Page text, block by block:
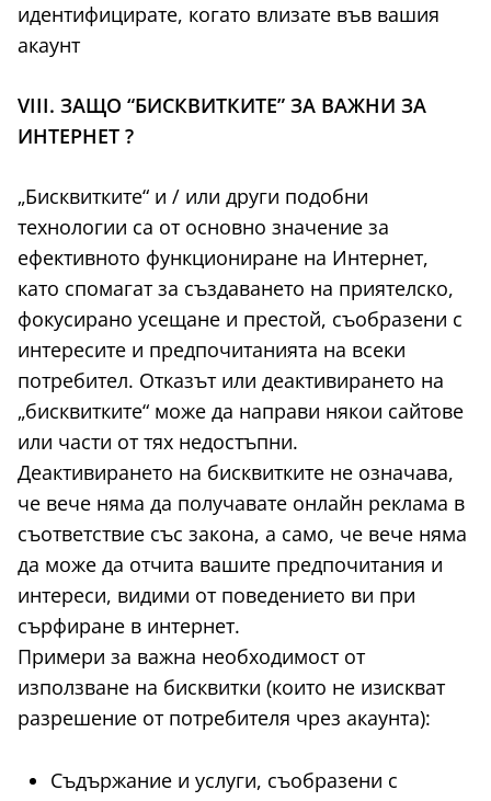
идентифицирате, когато влизате във вашия
акаунт
VIII. ЗАЩО “БИСКВИТКИТЕ” ЗА ВАЖНИ ЗА
ИНТЕРНЕТ ?
„Бисквитките“ и / или други подобни
технологии са от основно значение за
ефективното функциониране на Интернет,
като спомагат за създаването на приятелско,
фокусирано усещане и престой, съобразени с
интересите и предпочитанията на всеки
потребител. Отказът или деактивирането на
„бисквитките“ може да направи някои сайтове
или части от тях недостъпни.
Деактивирането на бисквитките не означава,
че вече няма да получавате онлайн реклама в
съответствие със закона, а само, че вече няма
да може да отчита вашите предпочитания и
интереси, видими от поведението ви при
сърфиране в интернет.
Примери за важна необходимост от
използване на бисквитки (които не изискват
разрешение от потребителя чрез акаунта):
Съдържание и услуги, съобразени с